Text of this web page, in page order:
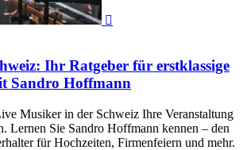

Ihr Ratgeber für erstklassige
Sandro Hoffmann
Musiker in der Schweiz Ihre Veranstaltung
Lernen Sie Sandro Hoffmann kennen – den
für Hochzeiten, Firmenfeiern und mehr.